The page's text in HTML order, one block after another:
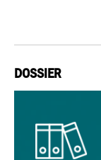
DOSSIER